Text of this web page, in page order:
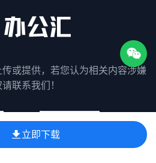
立即下载
或提供，若您认为相关内容涉嫌
联系我们！